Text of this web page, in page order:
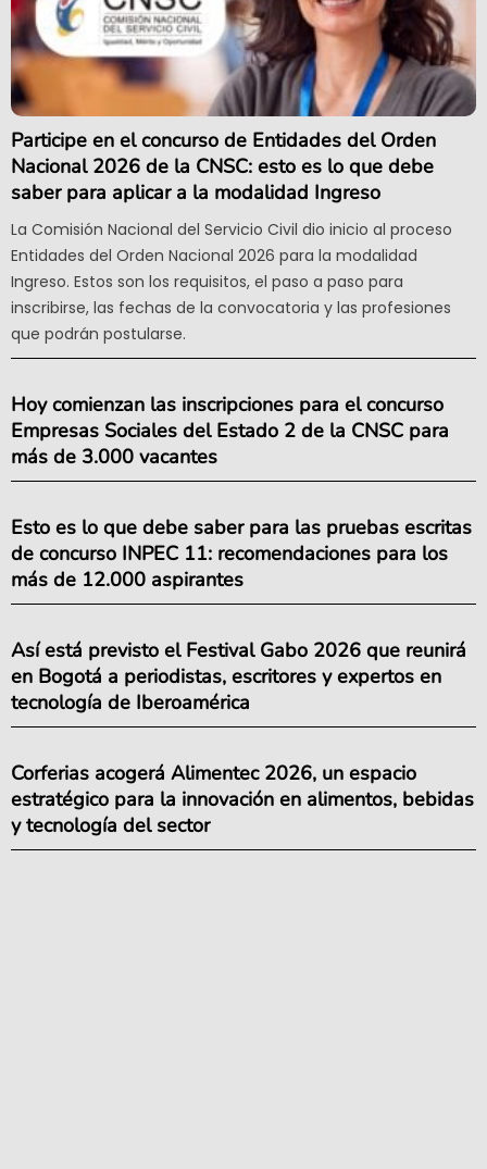
Participe en el concurso de Entidades del Orden
Nacional 2026 de la CNSC: esto es lo que debe
saber para aplicar a la modalidad Ingreso
La Comisión Nacional del Servicio Civil dio inicio al proceso
Entidades del Orden Nacional 2026 para la modalidad
Ingreso. Estos son los requisitos, el paso a paso para
inscribirse, las fechas de la convocatoria y las profesiones
que podrán postularse.
Hoy comienzan las inscripciones para el concurso
Empresas Sociales del Estado 2 de la CNSC para
más de 3.000 vacantes
Esto es lo que debe saber para las pruebas escritas
de concurso INPEC 11: recomendaciones para los
más de 12.000 aspirantes
Así está previsto el Festival Gabo 2026 que reunirá
en Bogotá a periodistas, escritores y expertos en
tecnología de Iberoamérica
Corferias acogerá Alimentec 2026, un espacio
estratégico para la innovación en alimentos, bebidas
y tecnología del sector